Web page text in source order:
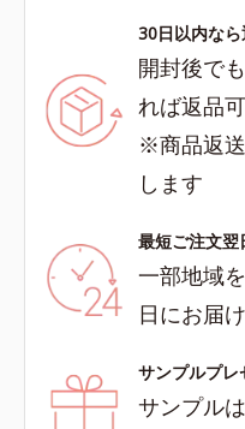
30日以内な
開封後で
れば返品
※商品返
します
最短ご注文翌
一部地域
日にお届
サンプルプレ
サンプル